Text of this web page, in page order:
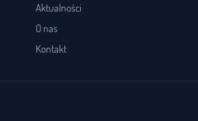
Aktualności
O nas
Kontakt